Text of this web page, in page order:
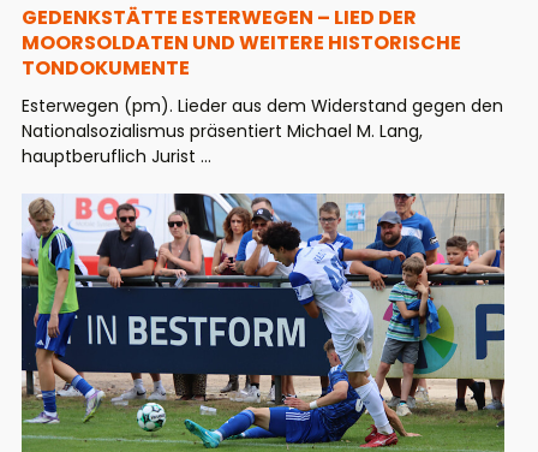
GEDENKSTÄTTE ESTERWEGEN – LIED DER
MOORSOLDATEN UND WEITERE HISTORISCHE
TONDOKUMENTE
Esterwegen (pm). Lieder aus dem Widerstand gegen den
Nationalsozialismus präsentiert Michael M. Lang,
hauptberuflich Jurist ...